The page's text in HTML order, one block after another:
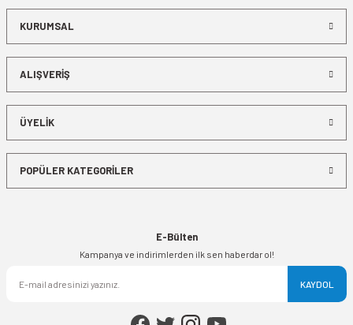
KURUMSAL
ALIŞVERİŞ
ÜYELİK
POPÜLER KATEGORİLER
E-Bülten
Kampanya ve indirimlerden ilk sen haberdar ol!
KAYDOL